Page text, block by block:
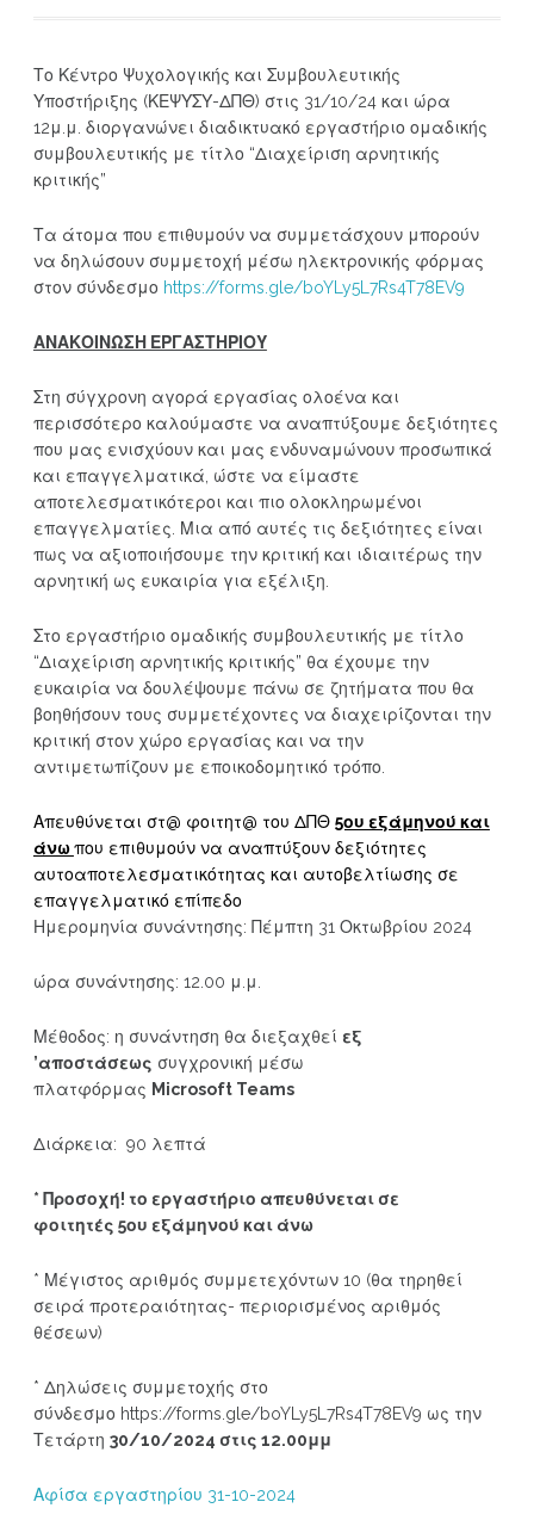
Το Κέντρο Ψυχολογικής και Συμβουλευτικής
Υποστήριξης (ΚΕΨΥΣΥ-ΔΠΘ) στις 31/10/24 και ώρα
12μ.μ. διοργανώνει διαδικτυακό εργαστήριο ομαδικής
συμβουλευτικής με τίτλο “Διαχείριση αρνητικής
κριτικής”
Τα άτομα που επιθυμούν να συμμετάσχουν μπορούν
να δηλώσουν συμμετοχή μέσω ηλεκτρονικής φόρμας
στον σύνδεσμο https://forms.gle/boYLy5L7Rs4T78EV9
ΑΝΑΚΟΙΝΩΣΗ ΕΡΓΑΣΤΗΡΙΟΥ
Στη σύγχρονη αγορά εργασίας ολοένα και
περισσότερο καλούμαστε να αναπτύξουμε δεξιότητες
που μας ενισχύουν και μας ενδυναμώνουν προσωπικά
και επαγγελματικά, ώστε να είμαστε
αποτελεσματικότεροι και πιο ολοκληρωμένοι
επαγγελματίες. Μια από αυτές τις δεξιότητες είναι
πως να αξιοποιήσουμε την κριτική και ιδιαιτέρως την
αρνητική ως ευκαιρία για εξέλιξη.
Στο εργαστήριο ομαδικής συμβουλευτικής με τίτλο
“Διαχείριση αρνητικής κριτικής” θα έχουμε την
ευκαιρία να δουλέψουμε πάνω σε ζητήματα που θα
βοηθήσουν τους συμμετέχοντες να διαχειρίζονται την
κριτική στον χώρο εργασίας και να την
αντιμετωπίζουν με εποικοδομητικό τρόπο.
Απευθύνεται στ@ φοιτητ@ του ΔΠΘ 5ου εξάμηνού και
άνωπου επιθυμούν να αναπτύξουν δεξιότητες
αυτοαποτελεσματικότητας και αυτοβελτίωσης σε
επαγγελματικό επίπεδο
Ημερομηνία συνάντησης: Πέμπτη 31 Οκτωβρίου 2024
ώρα συνάντησης: 12.00 μ.μ.
Μέθοδος: η συνάντηση θα διεξαχθεί εξ
’αποστάσεως συγχρονική μέσω
πλατφόρμας Microsoft Teams
Διάρκεια: 90 λεπτά
* Προσοχή! το εργαστήριο απευθύνεται σε
φοιτητές 5ου εξάμηνού και άνω
* Μέγιστος αριθμός συμμετεχόντων 10 (θα τηρηθεί
σειρά προτεραιότητας- περιορισμένος αριθμός
θέσεων)
* Δηλώσεις συμμετοχής στο
σύνδεσμο https://forms.gle/boYLy5L7Rs4T78EV9 ως την
Τετάρτη 30/10/2024 στις 12.00μμ
Αφίσα εργαστηρίου 31-10-2024